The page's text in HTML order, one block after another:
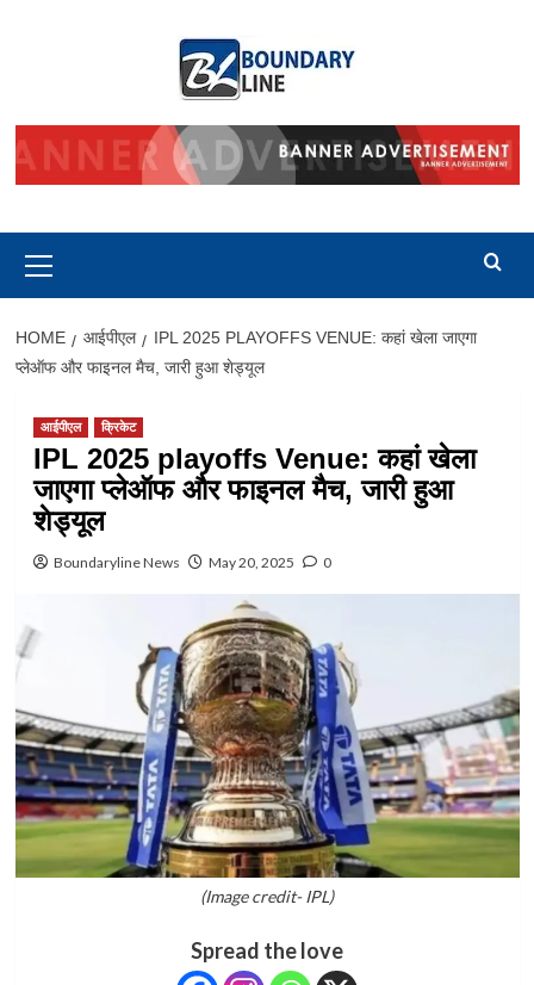
Menu
HOME आईपीएल
IPL 2025 PLAYOFFS VENUE: कहां खेला जाएगा
प्लेऑफ और फाइनल मैच, जारी हुआ शेड्यूल
आईपीएल क्रिकेट
IPL 2025 playoffs Venue: कहां खेला
जाएगा प्लेऑफ और फाइनल मैच, जारी हुआ
शेड्यूल
Boundaryline News May 20, 2025 0
(Image credit- IPL)
Spread the love